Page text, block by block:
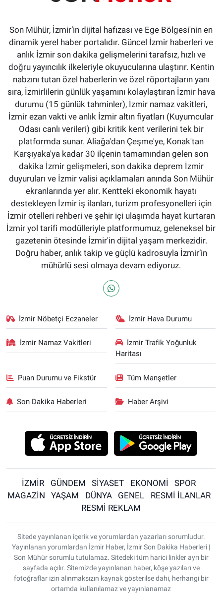
Son Mühür, İzmir’in dijital hafızası ve Ege Bölgesi'nin en
dinamik yerel haber portalıdır. Güncel İzmir haberleri ve
anlık İzmir son dakika gelişmelerini tarafsız, hızlı ve
doğru yayıncılık ilkeleriyle okuyucularına ulaştırır. Kentin
nabzını tutan özel haberlerin ve özel röportajların yanı
sıra, İzmirlilerin günlük yaşamını kolaylaştıran İzmir hava
durumu (15 günlük tahminler), İzmir namaz vakitleri,
İzmir ezan vakti ve anlık İzmir altın fiyatları (Kuyumcular
Odası canlı verileri) gibi kritik kent verilerini tek bir
platformda sunar. Aliağa'dan Çeşme'ye, Konak'tan
Karşıyaka'ya kadar 30 ilçenin tamamından gelen son
dakika İzmir gelişmeleri, son dakika deprem İzmir
duyuruları ve İzmir valisi açıklamaları anında Son Mühür
ekranlarında yer alır. Kentteki ekonomik hayatı
destekleyen İzmir iş ilanları, turizm profesyonelleri için
İzmir otelleri rehberi ve şehir içi ulaşımda hayat kurtaran
İzmir yol tarifi modülleriyle platformumuz, geleneksel bir
gazetenin ötesinde İzmir'in dijital yaşam merkezidir.
Doğru haber, anlık takip ve güçlü kadrosuyla İzmir’in
mühürlü sesi olmaya devam ediyoruz.
İzmir Nöbetçi Eczaneler İzmir Hava Durumu
İzmir Namaz Vakitleri
İzmir Trafik Yoğunluk
Haritası
Puan Durumu ve Fikstür Tüm Manşetler
Son Dakika Haberleri Haber Arşivi
İZMİR GÜNDEM SİYASET EKONOMİ
SPOR
MAGAZİN
YAŞAM DÜNYA GENEL
RESMİ İLANLAR
RESMİ REKLAM
Sitede yayınlanan içerik ve yorumlardan yazarları sorumludur.
Yayınlanan yorumlardan İzmir Haber, İzmir Son Dakika Haberleri |
Son Mühür sorumlu tutulamaz. Sitedeki tüm harici linkler ayrı bir
sayfada açılır. Sitemizde yayınlanan haber, köşe yazıları ve
fotoğraflar izin alınmaksızın kaynak gösterilse dahi, herhangi bir
ortamda kullanılamaz ve yayınlanamaz